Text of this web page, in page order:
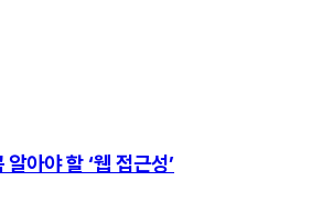
아야 할 ‘웹 접근성’